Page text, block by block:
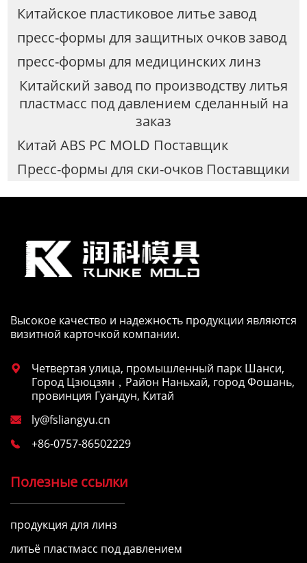
Китайское пластиковое литье завод
пресс-формы для защитных очков завод
пресс-формы для медицинских линз
Китайский завод по производству литья
пластмасс под давлением сделанный на
заказ
Китай ABS PC MOLD Поставщик
Пресс-формы для ски-очков Поставщики
Высокое качество и надежность продукции являются
визитной карточкой компании.

Четвертая улица, промышленный парк Шанси,
Город Цзюцзян，Район Наньхай, город Фошань,
провинция Гуандун, Китай
 ly@fsliangyu.cn
 +86-0757-86502229
Полезные ссылки
продукция для линз
литьё пластмасс под давлением